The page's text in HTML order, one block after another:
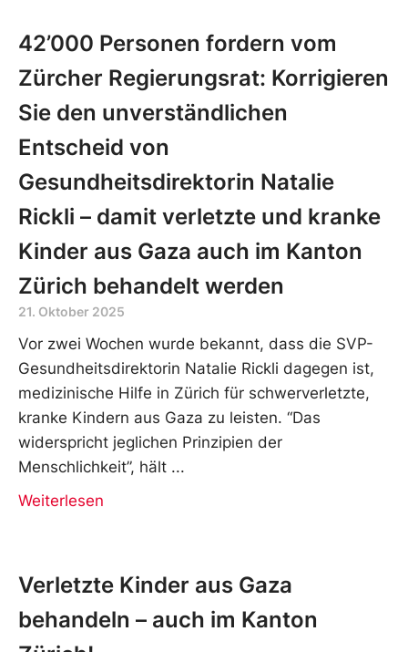
42’000 Personen fordern vom
Zürcher Regierungsrat: Korrigieren
Sie den unverständlichen
Entscheid von
Gesundheitsdirektorin Natalie
Rickli – damit verletzte und kranke
Kinder aus Gaza auch im Kanton
Zürich behandelt werden
21. Oktober 2025
Vor zwei Wochen wurde bekannt, dass die SVP-
Gesundheitsdirektorin Natalie Rickli dagegen ist,
medizinische Hilfe in Zürich für schwerverletzte,
kranke Kindern aus Gaza zu leisten. “Das
widerspricht jeglichen Prinzipien der
Menschlichkeit”, hält
Weiterlesen
Verletzte Kinder aus Gaza
behandeln – auch im Kanton